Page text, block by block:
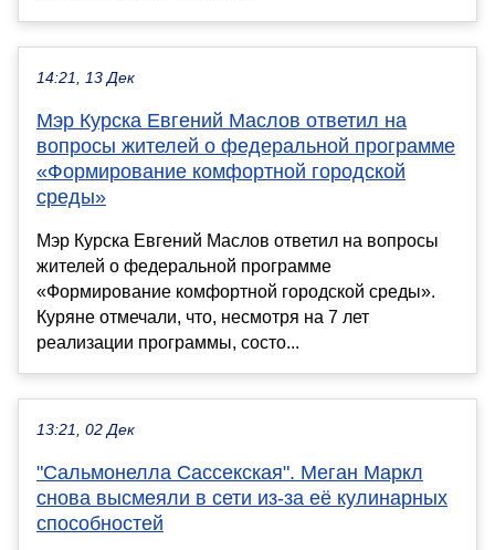
14:21, 13 Дек
Мэр Курска Евгений Маслов ответил на
вопросы жителей о федеральной программе
«Формирование комфортной городской
среды»
Мэр Курска Евгений Маслов ответил на вопросы
жителей о федеральной программе
«Формирование комфортной городской среды».
Куряне отмечали, что, несмотря на 7 лет
реализации программы, состо...
13:21, 02 Дек
"Сальмонелла Сассекская". Меган Маркл
снова высмеяли в сети из-за её кулинарных
способностей